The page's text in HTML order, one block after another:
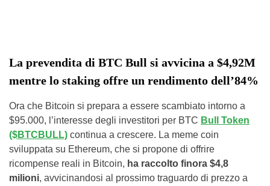
La prevendita di BTC Bull si avvicina a $4,92M
mentre lo staking offre un rendimento dell’84%
Ora che Bitcoin si prepara a essere scambiato intorno a
$95.000, l’interesse degli investitori per BTC Bull Token
($BTCBULL) continua a crescere. La meme coin
sviluppata su Ethereum, che si propone di offrire
ricompense reali in Bitcoin, ha raccolto finora $4,8
milioni, avvicinandosi al prossimo traguardo di prezzo a